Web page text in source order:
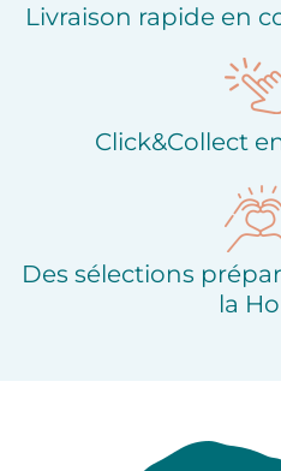
Livraison rapide en
Click&Collect
Des sélections
la